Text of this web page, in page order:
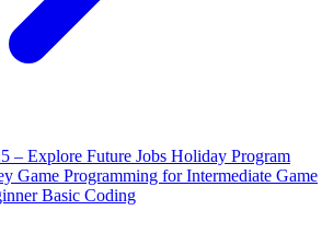
– Explore Future Jobs Holiday Program
Game Programming for Intermediate Game
Basic Coding